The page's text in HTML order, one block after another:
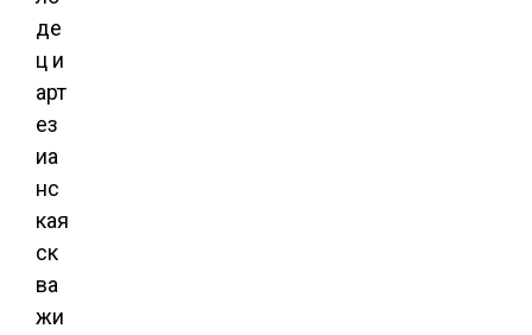
де
ц и
арт
ез
иа
нс
кая
ск
ва
жи